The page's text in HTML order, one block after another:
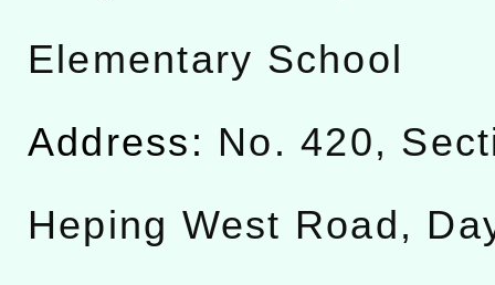
Elementary School
Address: No. 420,
Heping West Road,